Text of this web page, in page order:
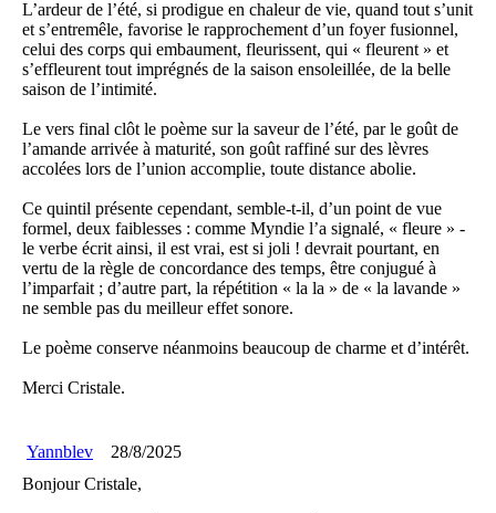
L’ardeur de l’été, si prodigue en chaleur de vie, quand tout s’unit
et s’entremêle, favorise le rapprochement d’un foyer fusionnel,
celui des corps qui embaument, fleurissent, qui « fleurent » et
s’effleurent tout imprégnés de la saison ensoleillée, de la belle
saison de l’intimité.
Le vers final clôt le poème sur la saveur de l’été, par le goût de
l’amande arrivée à maturité, son goût raffiné sur des lèvres
accolées lors de l’union accomplie, toute distance abolie.
Ce quintil présente cependant, semble-t-il, d’un point de vue
formel, deux faiblesses : comme Myndie l’a signalé, « fleure » -
le verbe écrit ainsi, il est vrai, est si joli ! devrait pourtant, en
vertu de la règle de concordance des temps, être conjugué à
l’imparfait ; d’autre part, la répétition « la la » de « la lavande »
ne semble pas du meilleur effet sonore.
Le poème conserve néanmoins beaucoup de charme et d’intérêt.
Merci Cristale.
Yannblev
28/8/2025
Bonjour Cristale,